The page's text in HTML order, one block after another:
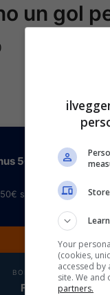
un gol
50€ SENZA
senza deposito
Mostra Informazioni
BONUS BENVENUTO
Fino a 2050€
Your
(cookies,
accessed by
site. We
partners.